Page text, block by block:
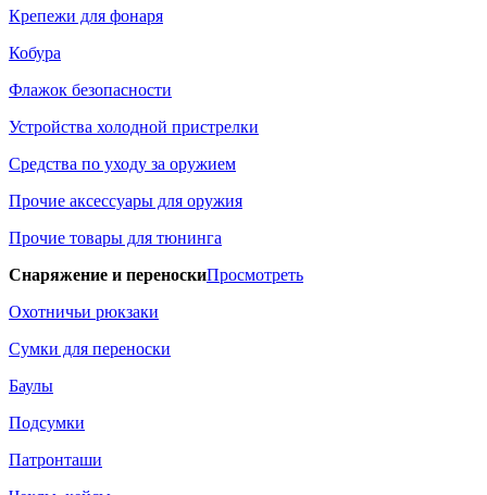
Крепежи для фонаря
Кобура
Флажок безопасности
Устройства холодной пристрелки
Средства по уходу за оружием
Прочие аксессуары для оружия
Прочие товары для тюнинга
Снаряжение и переноскиПросмотреть
Охотничьи рюкзаки
Сумки для переноски
Баулы
Подсумки
Патронташи